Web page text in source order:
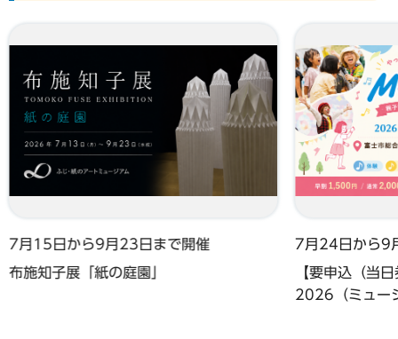
7月15日から9月23日まで開催
布施知子展「紙の庭園」
7月24日から9
【要申込（当
2026（ミュー